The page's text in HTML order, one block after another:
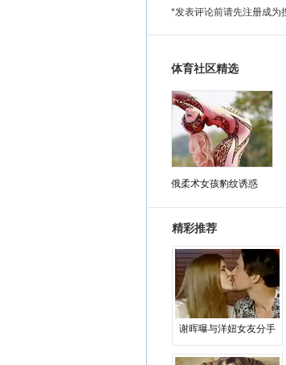
*发表评论前请先注册成为
体育社区精选
俄柔术女孩豹纹诱惑
精彩推荐
谢晖曝与洋妞女友分手